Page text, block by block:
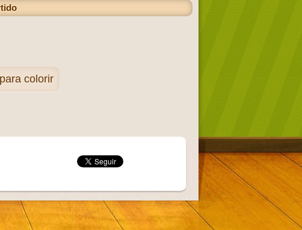
colorir